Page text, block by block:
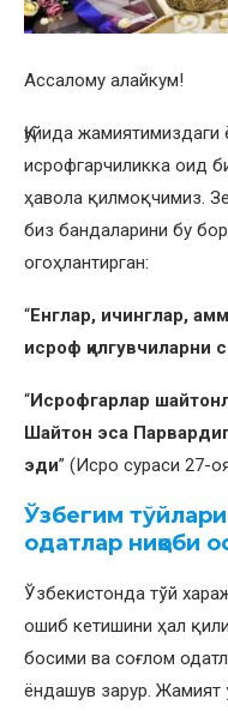
Ассалому алайкум!
Қуйида
исрофгарчиликка оид
ҳавола қилмоқчимиз.
биз бандаларини бу
огоҳлантирган:
“Енглар, ичинглар,
исроф қилгувчиларни
“Исрофгарлар
Шайтон эса
эди” (Исро сураси 27-
Ўзбегим
одатлар ниқоби
Ўзбекистонда тўй
ошиб кетишини ҳал
босими ва соғлом
ёндашув зарур. Жамият